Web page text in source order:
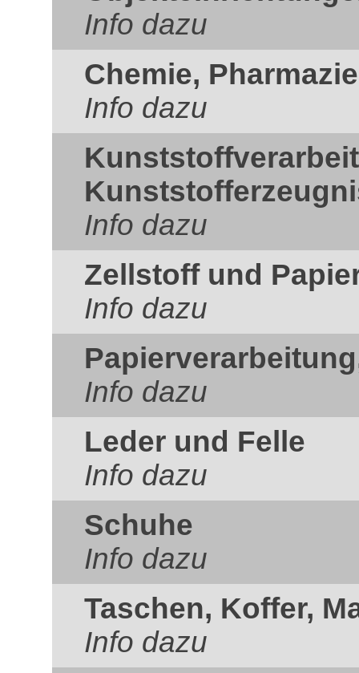
Info dazu
Chemie,
Info dazu
Info dazu
Zellstoff und
Info dazu
Info dazu
Leder und Felle
Info dazu
Schuhe
Info dazu
Taschen, Koffer,
Info dazu